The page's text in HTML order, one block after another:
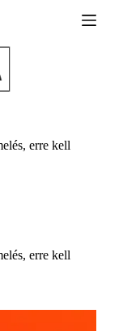
erre kell
erre kell